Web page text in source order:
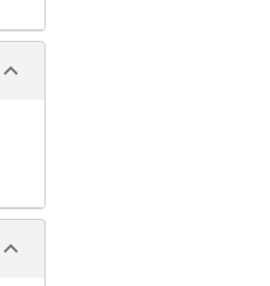
keyboard_arrow_down
keyboard_arrow_down